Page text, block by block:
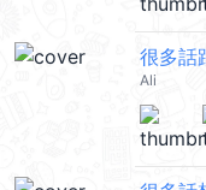
很多話
Ali